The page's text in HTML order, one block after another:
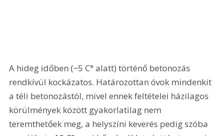
A hideg időben (~5 C° alatt) történő betonozás
rendkívül kockázatos. Határozottan óvok mindenkit
a téli betonozástól, mivel ennek feltételei házilagos
körülmények között gyakorlatilag nem
teremthetőek meg, a helyszíni keverés pedig szóba